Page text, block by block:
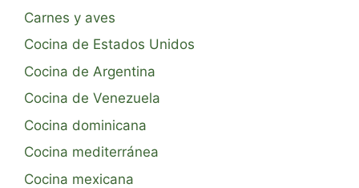
Carnes y aves
Cocina de Estados Unidos
Cocina de Argentina
Cocina de Venezuela
Cocina dominicana
Cocina mediterránea
Cocina mexicana